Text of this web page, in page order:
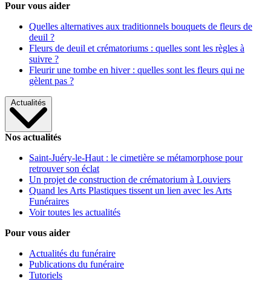
Pour vous aider
Quelles alternatives aux traditionnels bouquets de fleurs de
deuil ?
Fleurs de deuil et crématoriums : quelles sont les règles à
suivre ?
Fleurir une tombe en hiver : quelles sont les fleurs qui ne
gèlent pas ?
Actualités
Nos actualités
Saint-Juéry-le-Haut : le cimetière se métamorphose pour
retrouver son éclat
Un projet de construction de crématorium à Louviers
Quand les Arts Plastiques tissent un lien avec les Arts
Funéraires
Voir toutes les actualités
Pour vous aider
Actualités du funéraire
Publications du funéraire
Tutoriels